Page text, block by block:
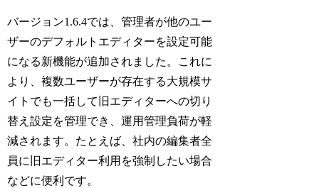
バージョン1.6.4では、管理者が他のユー
ザーのデフォルトエディターを設定可能
になる新機能が追加されました。これに
より、複数ユーザーが存在する大規模サ
イトでも一括して旧エディターへの切り
替え設定を管理でき、運用管理負荷が軽
減されます。たとえば、社内の編集者全
員に旧エディター利用を強制したい場合
などに便利です。